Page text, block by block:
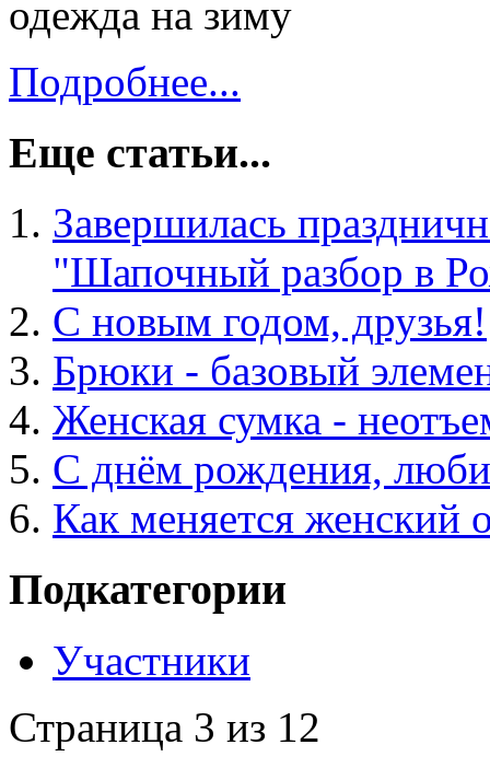
Подробнее...
Еще статьи...
Завершилась
"Шапочный разбор в
С новым годом, друзья!
Брюки - базовый
Женская сумка -
С днём рождения,
Как меняется женский
Подкатегории
Участники
Страница 3 из 12